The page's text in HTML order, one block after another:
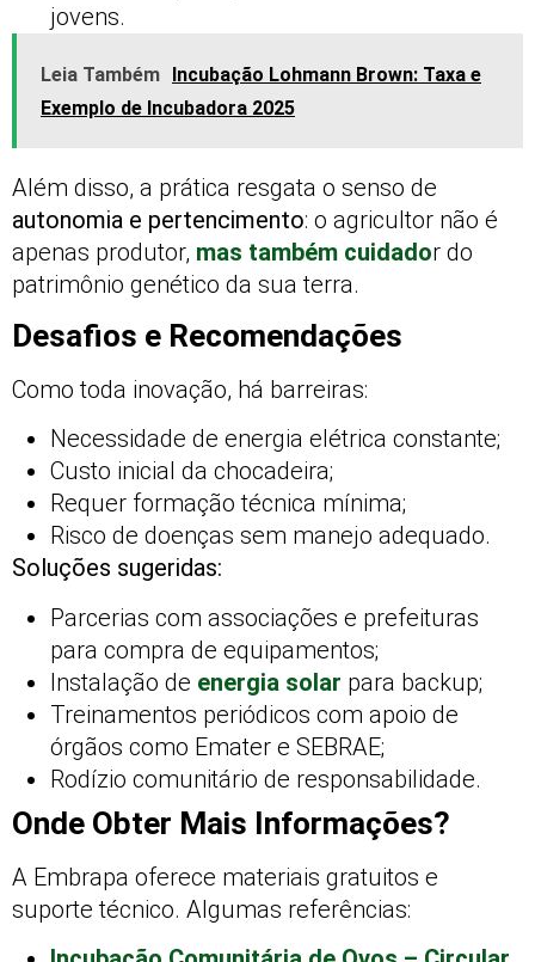
jovens.
Leia Também Incubação Lohmann Brown: Taxa e
Exemplo de Incubadora 2025
Além disso, a prática resgata o senso de
autonomia e pertencimento: o agricultor não é
apenas produtor, mas também cuidador do
patrimônio genético da sua terra.
Desafios e Recomendações
Como toda inovação, há barreiras:
Necessidade de energia elétrica constante;
Custo inicial da chocadeira;
Requer formação técnica mínima;
Risco de doenças sem manejo adequado.
Soluções sugeridas:
Parcerias com associações e prefeituras
para compra de equipamentos;
Instalação de energia solar para backup;
Treinamentos periódicos com apoio de
órgãos como Emater e SEBRAE;
Rodízio comunitário de responsabilidade.
Onde Obter Mais Informações?
A Embrapa oferece materiais gratuitos e
suporte técnico. Algumas referências: